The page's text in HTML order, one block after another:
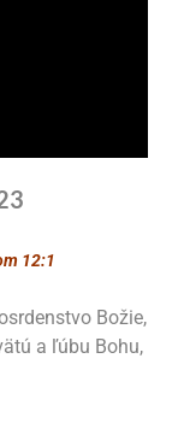
12:1
Božie,
a ľúbu Bohu,